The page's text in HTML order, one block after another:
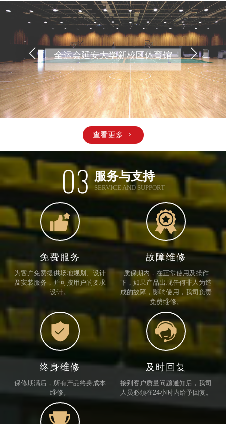
全运会延安大学新校区体育馆
查看更多 
03 服务与支持
SERVICE AND SUPPORT

免费服务
为客户免费提供场地规划、设计
及安装服务，并可按用户的要求
设计。

故障维修
质保期内，在正常使用及操作
下，如果产品出现任何非人为造
成的故障，影响使用，我司负责
免费维修。

终身维修
保修期满后，所有产品终身成本
维修。

及时回复
接到客户质量问题通知后，我司
人员必须在24小时内给予回复。